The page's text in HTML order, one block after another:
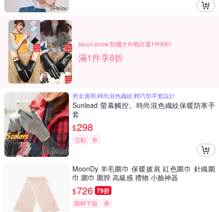
seoul show 防曬大作戰任選1件8折!
滿1件享8折
男女適用,時尚混色織紋,輕巧型手套設計
Sunlead 螢幕觸控。時尚混色織紋保暖防寒手
套
$298
活動 券
MoonDy 羊毛圍巾 保暖披肩 紅色圍巾 針織圍
巾 圍巾 圍脖 高級感 禮物 小臉神器
$726 79折
限時下殺 券